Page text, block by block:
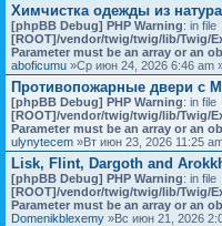
Химчистка одежды из
[phpBB Debug] PHP Warning: in file
[ROOT]/vendor/twig/twig/lib/Twig/
Parameter must be an array or an
aboficumu »Ср июн 24, 2026 6:46 am
Противопожарные двери с
[phpBB Debug] PHP Warning: in file
[ROOT]/vendor/twig/twig/lib/Twig/
Parameter must be an array or an
ulynytecem »Вт июн 23, 2026 11:25
Lisk, Flint, Dargoth and
[phpBB Debug] PHP Warning: in file
[ROOT]/vendor/twig/twig/lib/Twig/
Parameter must be an array or an
Domenikblexemy »Вс июн 21, 2026